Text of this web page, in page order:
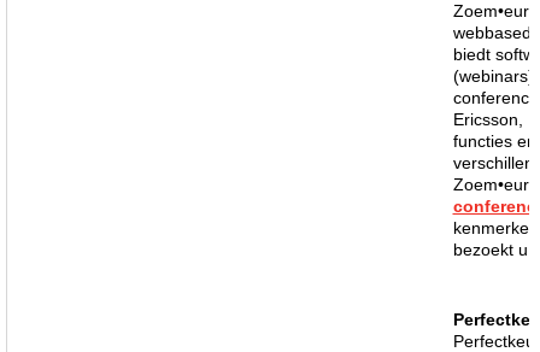
webbased
biedt
(webinars)
Ericsson,
functies
bezoekt u